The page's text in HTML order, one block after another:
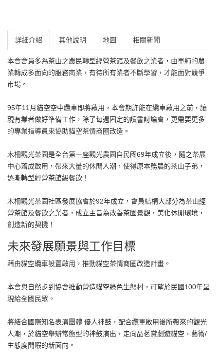
詳細介紹 其他說明 地圖 相關新聞
本會會員多為茶山之農民轉型經營茶館及餐飲之業者，由單純的農
業轉成多面向的服務商業，有待所有業者不斷學習，才能面對競爭
市場。
95年11月貓空空中纜車即將啟用，本會期許能在纜車啟用之前，讓
現有業者做好準備工作，除了每週固定的讀書討論會，更需要更多
的專業指導員來協助貓空茶情商圈改造。
木柵觀光茶園是全台第一座觀光農園自民國69年成立後，隨之茶展
中心落成啟用，帶來大量的休閒人潮，使得原本務農的茶山子弟，
逐漸轉型經營茶館級餐飲！
木柵觀光茶園社區發展協會於92年成立，會員結構大部分為茶山經
營茶館及餐飲之業者，成立主旨為改善茶園景觀，美化休閒環境，
創造新的契機！
未來發展願景與工作目標
藉由貓空纜車設置啟用，推動貓空茶情商圈改造計畫。
本會與自然步到協會推動營造貓空綠色生態村，可望於民國100年呈
現給全國民眾。
將結合國際知名表演團體 優人神鼓，配合纜車啟用後所帶來的觀光
人潮，於貓空舉辦常態型的神鼓演出，走向品茗賞劇遊貓空，藝術/
生態度閒暇的新面向。